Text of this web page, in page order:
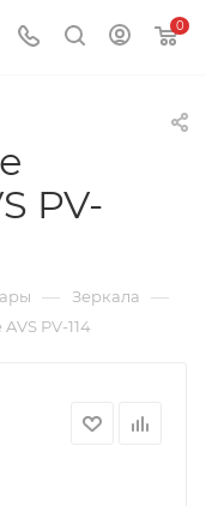
0
PV-
— Зеркала —
PV-114